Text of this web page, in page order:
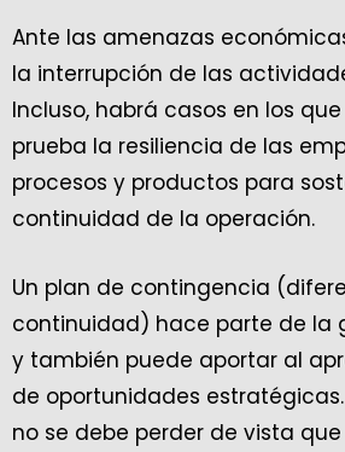
Ante las amenazas
la interrupción de las
Incluso, habrá casos en los
prueba la resiliencia de las
procesos y productos para
continuidad de la operación.
Un plan de contingencia
continuidad) hace parte de la
y también puede aportar al
de oportunidades
no se debe perder de vista